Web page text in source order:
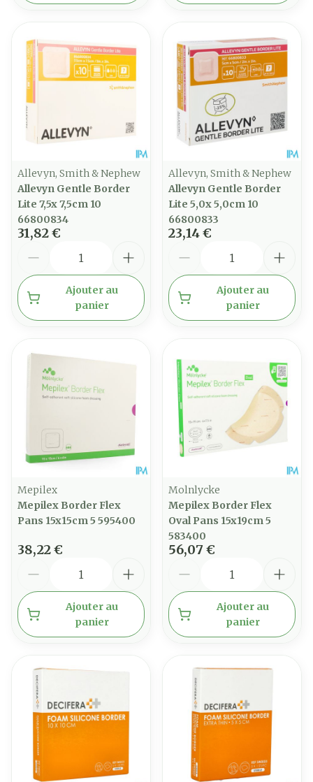
Allevyn, Smith & Nephew
Allevyn Gentle Border
Lite 7,5x 7,5cm 10
66800834
31,82 €
Ajouter au
panier
Allevyn, Smith & Nephew
Allevyn Gentle Border
Lite 5,0x 5,0cm 10
66800833
23,14 €
Ajouter au
panier
Mepilex
Mepilex Border Flex
Pans 15x15cm 5 595400
38,22 €
Ajouter au
panier
Molnlycke
Mepilex Border Flex
Oval Pans 15x19cm 5
583400
56,07 €
Ajouter au
panier